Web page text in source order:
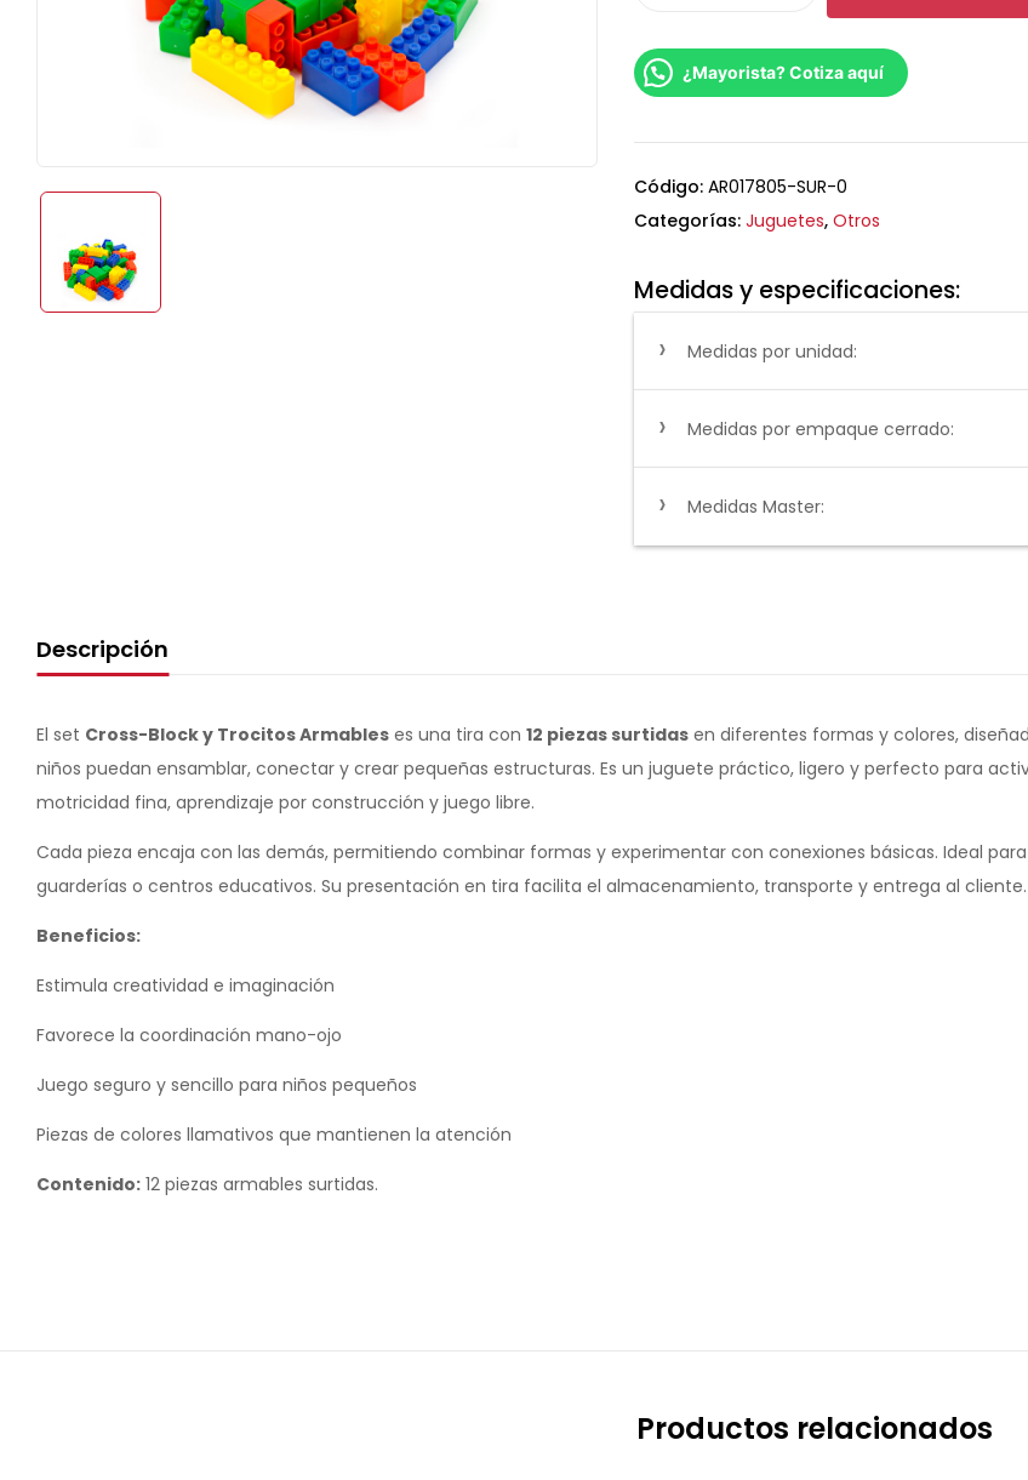
¿Mayorista? Cotiza aquí
Código: AR017805-SUR-0
Categorías: Juguetes, Otros
Medidas y especificaciones:
Medidas por unidad:
Medidas por empaque cerrado:
Medidas Master:
Descripción
El set Cross-Block y Trocitos Armables es una tira con 12 piezas surtidas en diferentes formas y colores,
niños puedan ensamblar, conectar y crear pequeñas estructuras. Es un juguete práctico, ligero y perfecto para
motricidad fina, aprendizaje por construcción y juego libre.
Cada pieza encaja con las demás, permitiendo combinar formas y experimentar con conexiones básicas. Ideal
guarderías o centros educativos. Su presentación en tira facilita el almacenamiento, transporte y entrega al cliente.
Beneficios:
Estimula creatividad e imaginación
Favorece la coordinación mano-ojo
Juego seguro y sencillo para niños pequeños
Piezas de colores llamativos que mantienen la atención
Contenido: 12 piezas armables surtidas.
Productos relacionados